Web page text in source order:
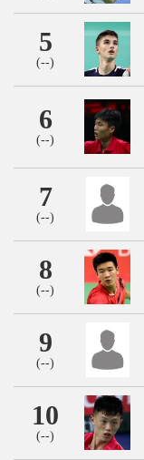
5
(--)
6
(--)
7
(--)
8
(--)
9
(--)
10
(--)